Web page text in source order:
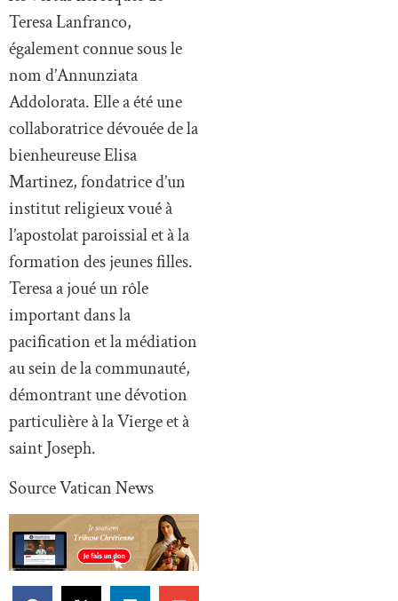
Teresa Lanfranco,
également connue sous le
nom d’Annunziata
Addolorata. Elle a été une
collaboratrice dévouée de la
bienheureuse Elisa
Martinez, fondatrice d’un
institut religieux voué à
l’apostolat paroissial et à la
formation des jeunes filles.
Teresa a joué un rôle
important dans la
pacification et la médiation
au sein de la communauté,
démontrant une dévotion
particulière à la Vierge et à
saint Joseph.
Source Vatican News